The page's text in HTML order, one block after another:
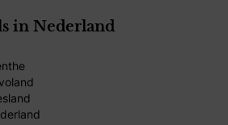
in Nederland